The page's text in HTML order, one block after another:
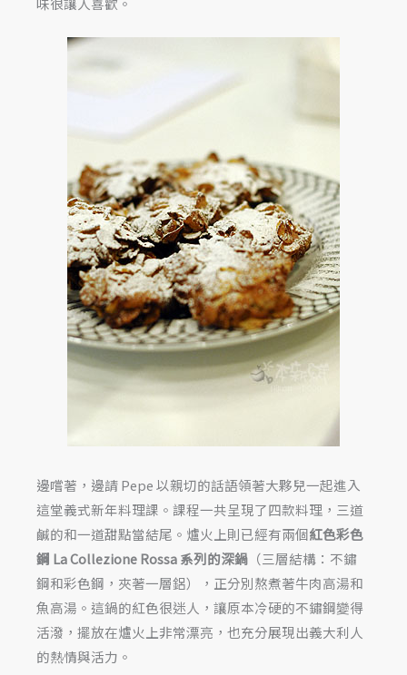
邊嚐著，邊請 Pepe 以親切的話語領著大夥兒一起進入
這堂義式新年料理課。課程一共呈現了四款料理，三道
鹹的和一道甜點當結尾。爐火上則已經有兩個紅色彩色
鋼 La Collezione Rossa系列的深鍋 （三層結構：不鏽
鋼和彩色鋼，夾著一層鋁），正分別熬煮著牛肉高湯和
魚高湯。這鍋的紅色很迷人，讓原本冷硬的不鏽鋼變得
活潑，擺放在爐火上非常漂亮，也充分展現出義大利人
的熱情與活力。